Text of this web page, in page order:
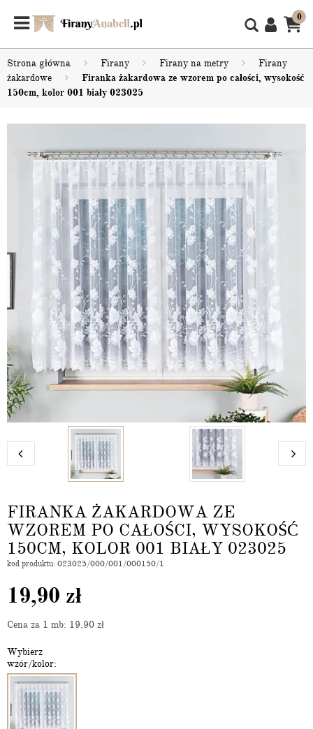
0
Strona główna Firany Firany na metry
Firany
żakardowe
Firanka żakardowa ze wzorem po całości, wysokość
150cm, kolor 001 biały 023025
FIRANKA ŻAKARDOWA ZE
WZOREM PO CAŁOŚCI, WYSOKOŚĆ
150CM, KOLOR 001 BIAŁY 023025
kod produktu: 023025/000/001/000150/1
19,90 zł
Cena za 1 mb: 19,90 zł
Wybierz
wzór/kolor: